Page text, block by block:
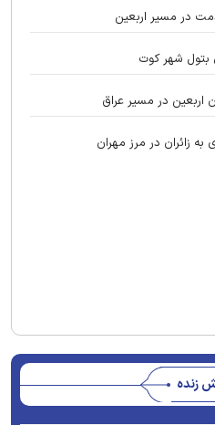
در مسیر اربعین
بتول شهر کوت
اربعین در مسیر عراق
زائران در مرز مهران
زنده